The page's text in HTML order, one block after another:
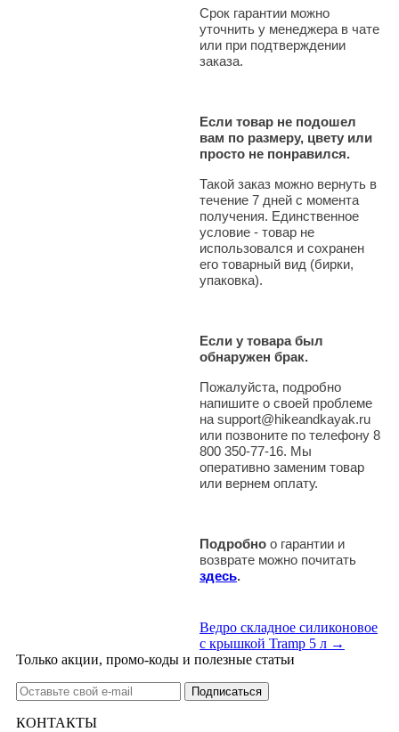
Срок гарантии можно
уточнить у менеджера в чате
или при подтверждении
заказа.
Если товар не подошел
вам по размеру, цвету или
просто не понравился.
Такой заказ можно вернуть в
течение 7 дней с момента
получения. Единственное
условие - товар не
использовался и сохранен
его товарный вид (бирки,
упаковка).
Если у товара был
обнаружен брак.
Пожалуйста, подробно
напишите о своей проблеме
на support@hikeandkayak.ru
или позвоните по телефону 8
800 350-77-16. Мы
оперативно заменим товар
или вернем оплату.
Подробно о гарантии и
возврате можно почитать
здесь.
Ведро складное силиконовое
с крышкой Tramp 5 л →
Только акции, промо-коды и полезные статьи
КОНТАКТЫ